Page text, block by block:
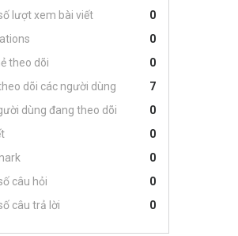
lượt xem bài viết
0
0
theo dõi
0
dõi các người dùng
7
dùng đang theo dõi
0
0
0
câu hỏi
0
câu trả lời
0